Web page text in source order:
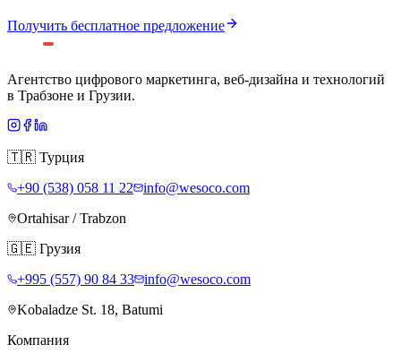
Получить бесплатное предложение
Агентство цифрового маркетинга, веб-дизайна и технологий
в Трабзоне и Грузии.
🇹🇷 Турция
+90 (538) 058 11 22
info@wesoco.com
Ortahisar / Trabzon
🇬🇪 Грузия
+995 (557) 90 84 33
info@wesoco.com
Kobaladze St. 18, Batumi
Компания